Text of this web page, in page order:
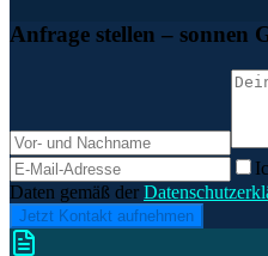
Anfrage stellen – sonnen
Daten gemäß der
Jetzt Kontakt aufnehmen